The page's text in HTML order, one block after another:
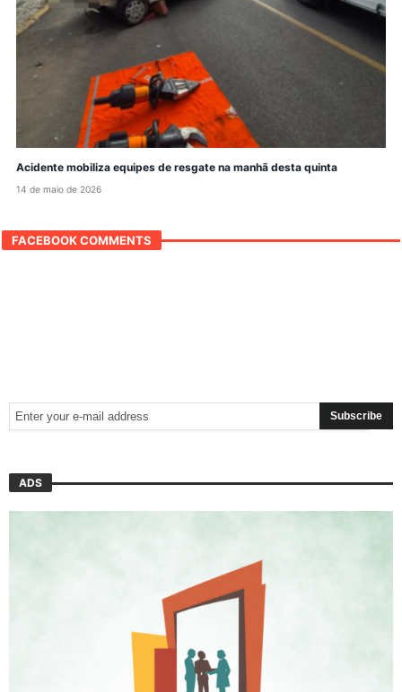
Acidente mobiliza equipes de resgate na manhã desta quinta
14 de maio de 2026
FACEBOOK COMMENTS
ADS